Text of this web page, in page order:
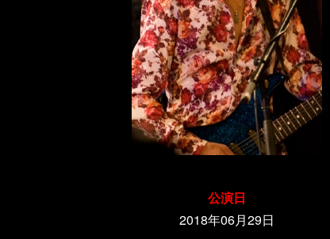
公演日
2018年06月29日